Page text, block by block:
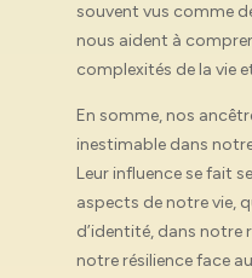
souvent vus comme
nous aident à
complexités de la vie
En somme, nos
inestimable dans
Leur influence se fait
aspects de notre vie,
d’identité, dans notre
notre résilience face